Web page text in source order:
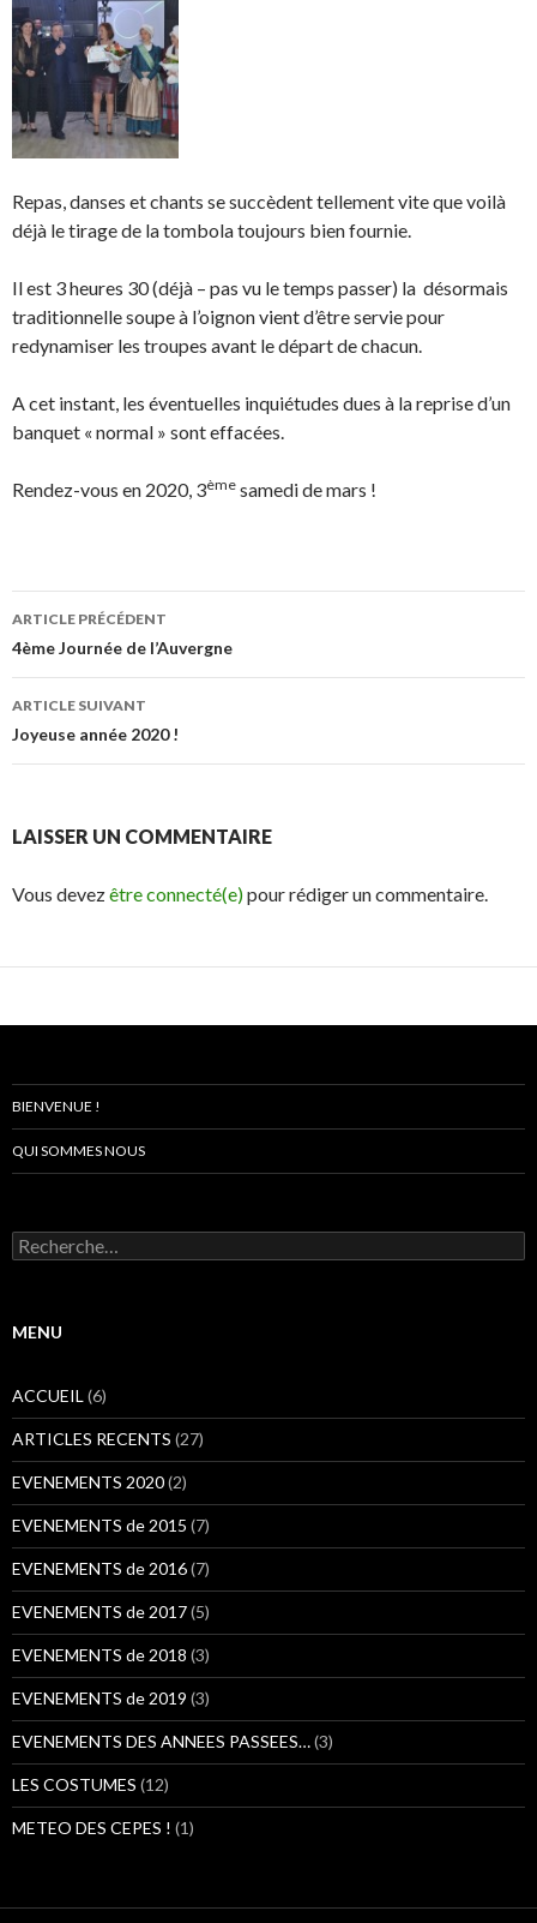
Repas, danses et chants se succèdent tellement vite que voilà
déjà le tirage de la tombola toujours bien fournie.
Il est 3 heures 30 (déjà – pas vu le temps passer) la désormais
traditionnelle soupe à l’oignon vient d’être servie pour
redynamiser les troupes avant le départ de chacun.
A cet instant, les éventuelles inquiétudes dues à la reprise d’un
banquet « normal » sont effacées.
Rendez-vous en 2020, 3ème samedi de mars !
Navigation
des
articles
ARTICLE PRÉCÉDENT
4ème Journée de l’Auvergne
ARTICLE SUIVANT
Joyeuse année 2020 !
LAISSER UN COMMENTAIRE
Vous devezêtre connecté(e)pour rédiger un commentaire.
BIENVENUE !
QUI SOMMES NOUS
R
e
e
h
e
r
:
MENU
ACCUEIL (6)
ARTICLES RECENTS (27)
EVENEMENTS 2020(2)
EVENEMENTS de 2015 (7)
EVENEMENTS de 2016(7)
EVENEMENTS de 2017(5)
EVENEMENTS de 2018 (3)
EVENEMENTS de 2019 (3)
EVENEMENTS DES ANNEES PASSEES…(3)
LES COSTUMES (12)
METEO DES CEPES ! (1)